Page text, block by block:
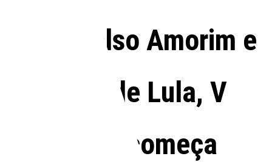
Com Celso Amorim e
carta de Lula, V
Salão começa